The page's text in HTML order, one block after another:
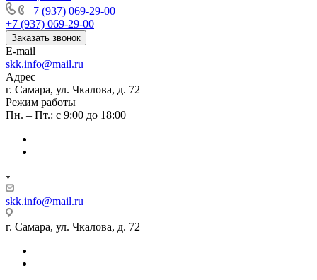
+7 (937) 069-29-00
+7 (937) 069-29-00
Заказать звонок
E-mail
skk.info@mail.ru
Адрес
г. Самара, ул. Чкалова, д. 72
Режим работы
Пн. – Пт.: с 9:00 до 18:00
skk.info@mail.ru
г. Самара, ул. Чкалова, д. 72